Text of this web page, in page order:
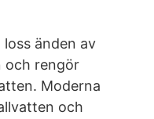
loss änden av
och rengör
Moderna
och